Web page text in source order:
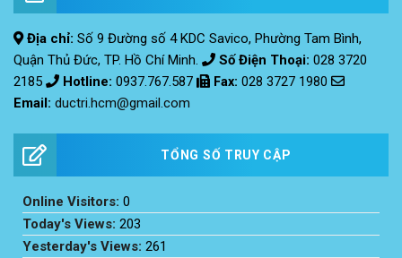
Địa chỉ: Số 9 Đường số 4 KDC Savico, Phường Tam Bình,
Quận Thủ Đức, TP. Hồ Chí Minh.
Số Điện Thoại: 028 3720
2185
Hotline: 0937.767.587 Fax: 028 3727 1980
Email: ductri.hcm@gmail.com
TỔNG SỐ TRUY CẬP
Online Visitors: 0
Today's Views: 203
Yesterday's Views: 261